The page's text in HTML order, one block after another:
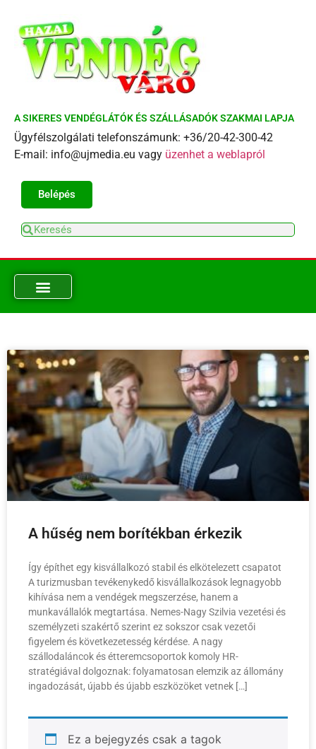
A SIKERES VENDÉGLÁTÓK ÉS SZÁLLÁSADÓK SZAKMAI LAPJA
Ügyfélszolgálati telefonszámunk: +36/20-42-300-42
E-mail: info@ujmedia.eu vagy üzenhet a weblapról
Belépés
A hűség nem borítékban érkezik
Így építhet egy kisvállalkozó stabil és elkötelezett csapatot
A turizmusban tevékenykedő kisvállalkozások legnagyobb
kihívása nem a vendégek megszerzése, hanem a
munkavállalók megtartása. Nemes-Nagy Szilvia vezetési és
személyzeti szakértő szerint ez sokszor csak vezetői
figyelem és következetesség kérdése. A nagy
szállodaláncok és étteremcsoportok komoly HR-
stratégiával dolgoznak: folyamatosan elemzik az állomány
ingadozását, újabb és újabb eszközöket vetnek […]
Ez a bejegyzés csak a tagok